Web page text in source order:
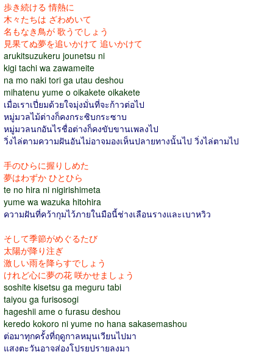
歩き続ける 情熱に
木々たちは ざわめいて
名もなき鳥が 歌うでしょう
見果てぬ夢を追いかけて 追いかけて
arukitsuzukeru jounetsu ni
kigi tachi wa zawameite
na mo naki tori ga utau deshou
mihatenu yume o oikakete oikakete
เมื่อเราเปี่ยมด้วยใจมุ่งมั่นที่จะก้าวต่อไป
หมู่มวลไม้ต่างก็คงกระซิบกระซาบ
หมู่มวลนกอันไรชื่อต่างก็คงขับขานเพลงไป
วิ่งไล่ตามความฝันอันไม่อาจมองเห็นปลายทางนั้นไป วิ่งไล่ตามไป
手のひらに握りしめた
夢はわずか ひとひら
te no hira ni nigirishimeta
yume wa wazuka hitohira
ความฝันที่คว้ากุมไว้ภายในมือนี้ช่างเลือนรางและเบาหวิว
そして季節がめぐるたび
太陽が降り注ぎ
激しい雨を降らすでしょう
けれど心に夢の花 咲かせましょう
soshite kisetsu ga meguru tabi
taiyou ga furisosogi
hageshii ame o furasu deshou
keredo kokoro ni yume no hana sakasemashou
ต่อมาทุกครั้งที่ฤดูกาลหมุนเวียนไปมา
แสงตะวันอาจส่องโปรยปรายลงมา